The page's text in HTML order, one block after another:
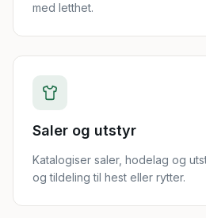
med letthet.
Saler og utstyr
Katalogiser saler, hodelag og
og tildeling til hest eller rytter.